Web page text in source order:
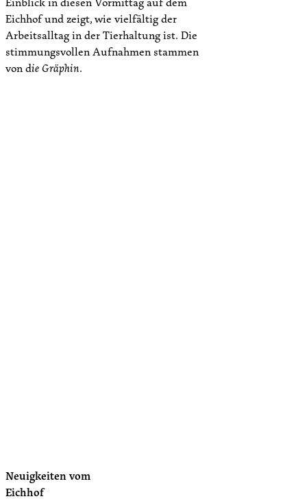
Eichhof und zeigt, wie vielfältig der
Arbeitsalltag in der Tierhaltung ist. Die
stimmungsvollen Aufnahmen stammen
von die Gräphin.
Neuigkeiten vom
Eichhof